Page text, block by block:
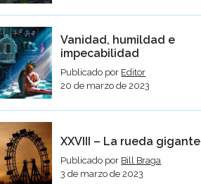
Vanidad, humildad e
impecabilidad
Publicado por Editor
20 de marzo de 2023
XXVIII – La rueda gigante
Publicado por Bill Braga
3 de marzo de 2023